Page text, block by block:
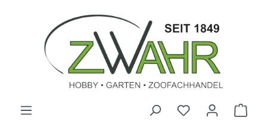
Zum Hauptinhalt springen